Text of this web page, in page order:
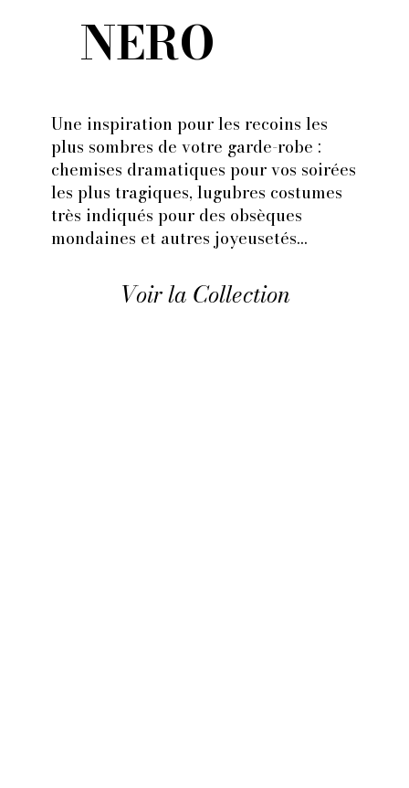
Une inspiration pour les recoins les
plus sombres de votre garde-robe :
chemises dramatiques pour vos soirées
les plus tragiques, lugubres costumes
très indiqués pour des obsèques
mondaines et autres joyeusetés...
NERO
Voir la Collection